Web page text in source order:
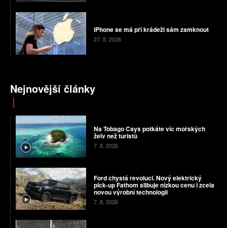
iPhone se má při krádeži sám zamknout
27. 5. 2026
Nejnovější články
Na Tobago Cays potkáte víc mořských
želv než turistů
7. 8. 2026
Ford chystá revoluci. Nový elektrický
pick-up Fathom slibuje nízkou cenu i zcela
novou výrobní technologii
7. 8. 2026